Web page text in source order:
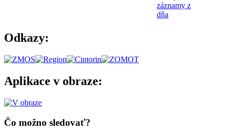
záznamy z
dňa
Odkazy:
Aplikace v obraze:
Čo možno sledovať?